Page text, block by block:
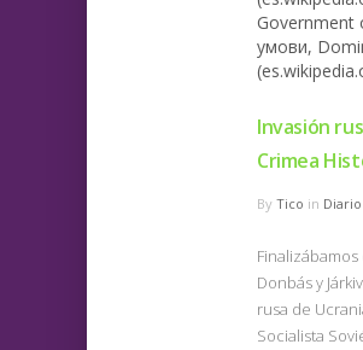
Invasión
Crimea
By Tico in
Donbás y
rusa de
Socialista